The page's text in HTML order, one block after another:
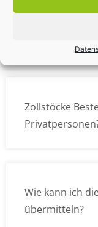
Zollstock
Zollstöcke
Wie kann ich
übermitteln?